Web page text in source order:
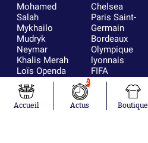
Mohamed
Salah
Mykhailo
Mudryk
Neymar
Khalis Merah
Loïs Openda
Moussa
Niakhaté
Nicolás
Tagliafico
Chelsea
Paris Saint-
Germain
Bordeaux
Olympique
lyonnais
FIFA
Real Madrid
RC Strasbourg
AC Milan
France
Accueil
2
Actus Boutique